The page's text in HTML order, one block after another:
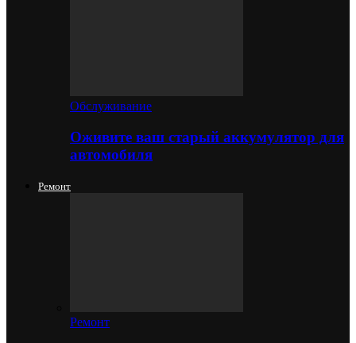
Обслуживание
Оживите ваш старый аккумулятор для
автомобиля
Ремонт
Ремонт